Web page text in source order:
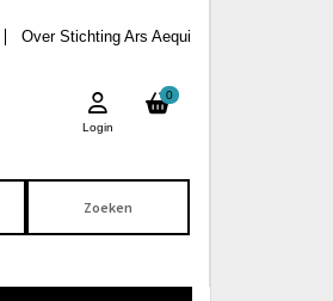
Over Stichting Ars Aequi
0
Login